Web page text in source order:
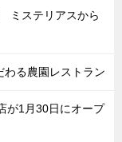
ミステリアスから
る農園レストラン
が1月30日にオープ